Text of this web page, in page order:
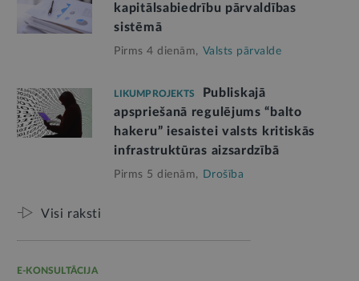
kapitālsabiedrību pārvaldības
sistēmā
Pirms 4 dienām, Valsts pārvalde
LIKUMPROJEKTS
Publiskajā
apspriešanā regulējums “balto
hakeru” iesaistei valsts kritiskās
infrastruktūras aizsardzībā
Pirms 5 dienām, Drošība
Visi raksti
E-KONSULTĀCIJA